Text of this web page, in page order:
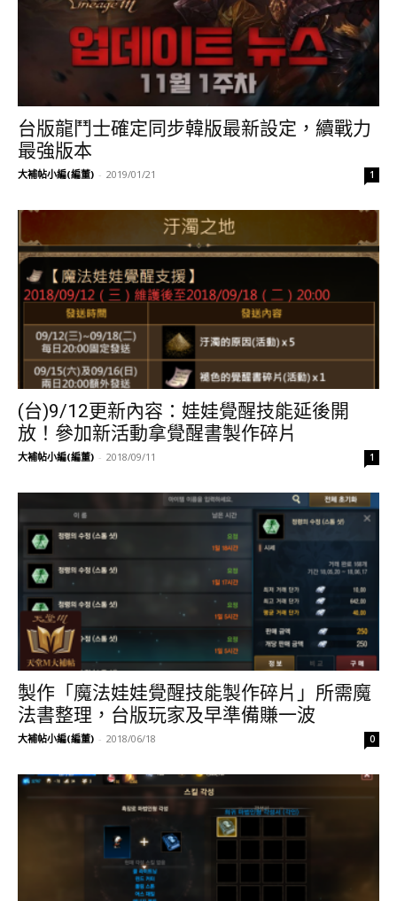
台版龍鬥士確定同步韓版最新設定，續戰力
最強版本
大補帖小編(編董) - 2019/01/21 1
(台)9/12更新內容：娃娃覺醒技能延後開
放！參加新活動拿覺醒書製作碎片
大補帖小編(編董) - 2018/09/11 1
製作「魔法娃娃覺醒技能製作碎片」所需魔
法書整理，台版玩家及早準備賺一波
大補帖小編(編董) - 2018/06/18 0